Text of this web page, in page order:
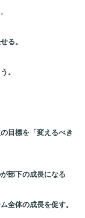
る。
。
目標を「変えるべき
部下の成長になる
全体の成長を促す。